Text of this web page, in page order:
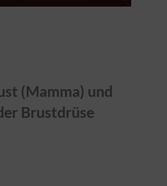
(Mamma) und
Brustdrüse